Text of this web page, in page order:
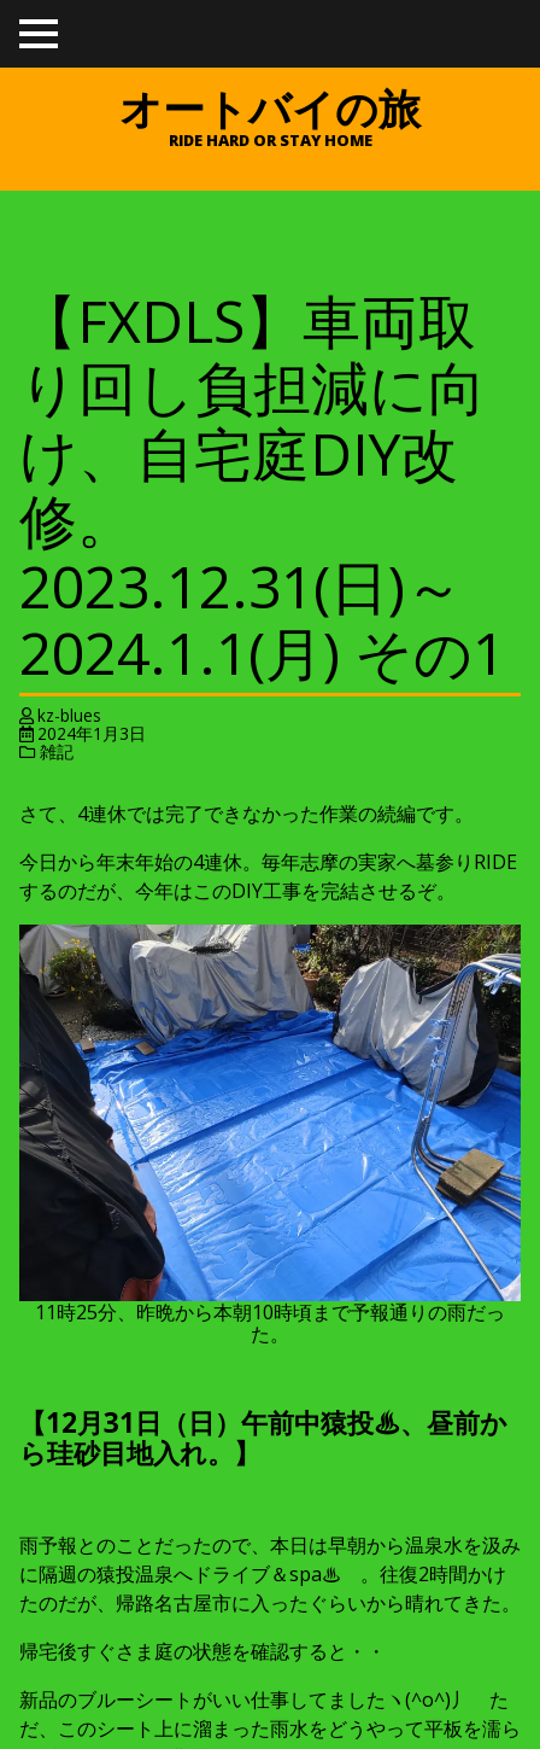
TO
GGL
オートバイの旅
RIDE HARD OR STAY HOME
【FXDLS】車両取
り回し負担減に向
け、自宅庭DIY改
修。
2023.12.31(日)～
2024.1.1(月) その1
kz-blues
2024年1月3日
雑記
さて、4連休では完了できなかった作業の続編です。
今日から年末年始の4連休。毎年志摩の実家へ墓参りRIDE
するのだが、今年はこのDIY工事を完結させるぞ。
11時25分、昨晩から本朝10時頃まで予報通りの雨だっ
た。
【12月31日（日）午前中猿投♨、昼前か
ら珪砂目地入れ。】
雨予報とのことだったので、本日は早朝から温泉水を汲み
に隔週の猿投温泉へドライブ＆spa♨ 。往復2時間かけ
たのだが、帰路名古屋市に入ったぐらいから晴れてきた。
帰宅後すぐさま庭の状態を確認すると・・
新品のブルーシートがいい仕事してましたヽ(^o^)丿 た
だ、このシート上に溜まった雨水をどうやって平板を濡ら